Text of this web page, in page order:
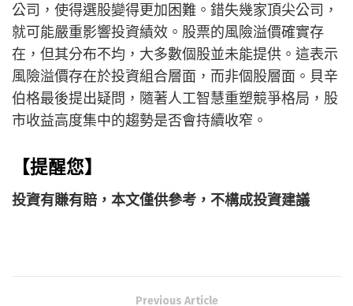
公司，使得選股變得更加困難。錯失幾家頂尖公司，
就可能嚴重影響投資績效。股票的風險溢價確實存
在，但其分布不均，大多數個股並未能提供。這表示
風險溢價存在於投資組合層面，而非個股層面。貝辛
伯格最後提出疑問，隨著人工智慧重塑競爭格局，股
市收益高度集中的趨勢是否會持續收窄。
【提醒您】
投資有賺有賠，本文僅供參考，不構成投資建議
Previous Article